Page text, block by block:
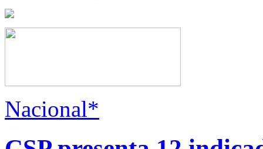
Nacional*